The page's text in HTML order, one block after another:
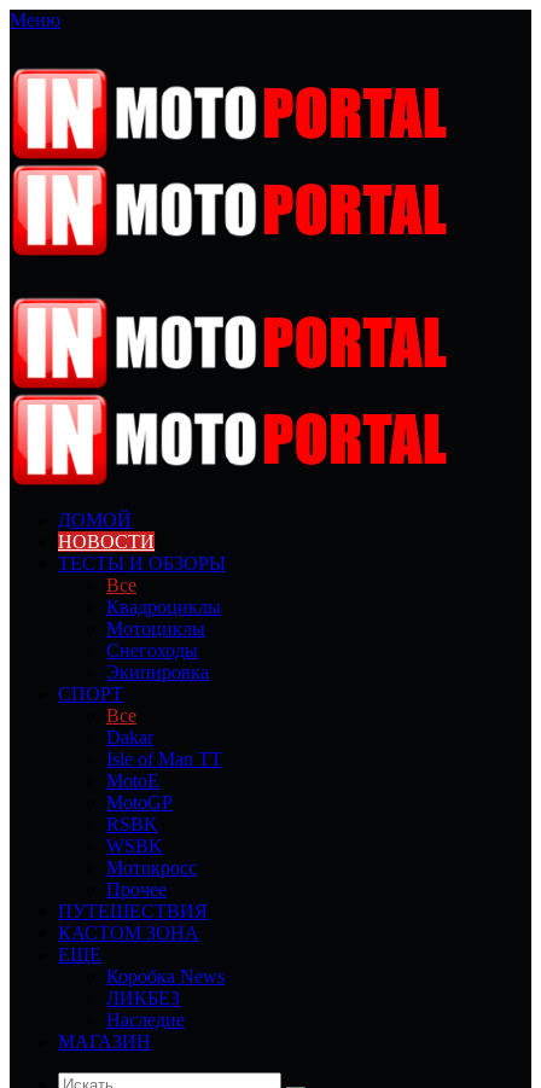
Меню
ДОМОЙ
НОВОСТИ
ТЕСТЫ И ОБЗОРЫ
Все
Квадроциклы
Мотоциклы
Снегоходы
Экипировка
СПОРТ
Все
Dakar
Isle of Man TT
MotoE
MotoGP
RSBK
WSBK
Мотокросс
Прочее
ПУТЕШЕСТВИЯ
КАСТОМ ЗОНА
ЕЩЕ
Коробка News
ЛИКБЕЗ
Наследие
МАГАЗИН